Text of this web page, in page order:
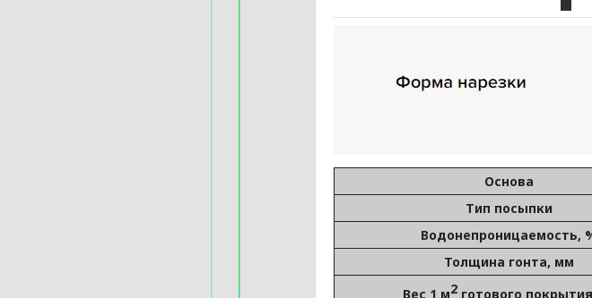
Основа
Тип посыпки
Водонепроницаемость,
Толщина гонта, мм
Вес 1 м2 готового